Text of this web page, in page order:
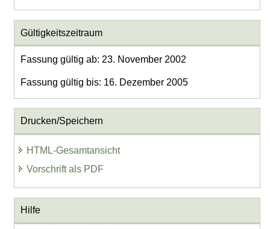
Gültigkeitszeitraum
Fassung gültig ab: 23. November 2002
Fassung gültig bis: 16. Dezember 2005
Drucken/Speichern
HTML-Gesamtansicht
Vorschrift als PDF
Hilfe